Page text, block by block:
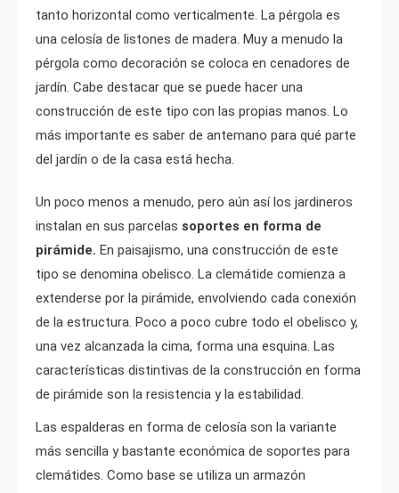
tanto horizontal como verticalmente. La pérgola es
una celosía de listones de madera. Muy a menudo la
pérgola como decoración se coloca en cenadores de
jardín. Cabe destacar que se puede hacer una
construcción de este tipo con las propias manos. Lo
más importante es saber de antemano para qué parte
del jardín o de la casa está hecha.
Un poco menos a menudo, pero aún así los jardineros
instalan en sus parcelas soportes en forma de
pirámide. En paisajismo, una construcción de este
tipo se denomina obelisco. La clemátide comienza a
extenderse por la pirámide, envolviendo cada conexión
de la estructura. Poco a poco cubre todo el obelisco y,
una vez alcanzada la cima, forma una esquina. Las
características distintivas de la construcción en forma
de pirámide son la resistencia y la estabilidad.
Las espalderas en forma de celosía son la variante
más sencilla y bastante económica de soportes para
clemátides. Como base se utiliza un armazón